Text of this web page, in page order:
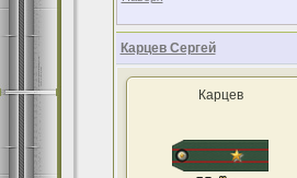
Карцев Сергей
Карцев